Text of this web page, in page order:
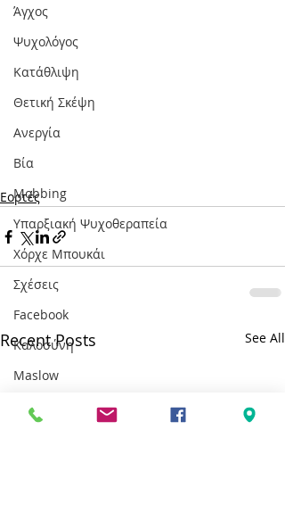
Άγχος
Ψυχολόγος
Κατάθλιψη
Θετική Σκέψη
Ανεργία
Βία
Mobbing
Υπαρξιακή Ψυχοθεραπεία
Χόρχε Μπουκάι
Σχέσεις
Facebook
Καλοσύνη
Maslow
Ανάγκες
Εορτές
Recent Posts See All